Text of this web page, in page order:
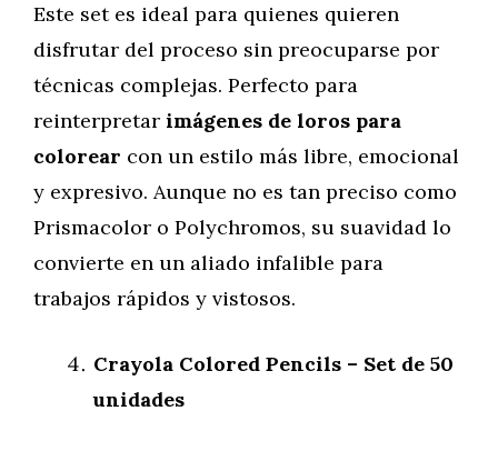
Este set es ideal para quienes quieren
disfrutar del proceso sin preocuparse por
técnicas complejas. Perfecto para
reinterpretar imágenes de loros para
colorear con un estilo más libre, emocional
y expresivo. Aunque no es tan preciso como
Prismacolor o Polychromos, su suavidad lo
convierte en un aliado infalible para
trabajos rápidos y vistosos.
Crayola Colored Pencils – Set de 50
unidades